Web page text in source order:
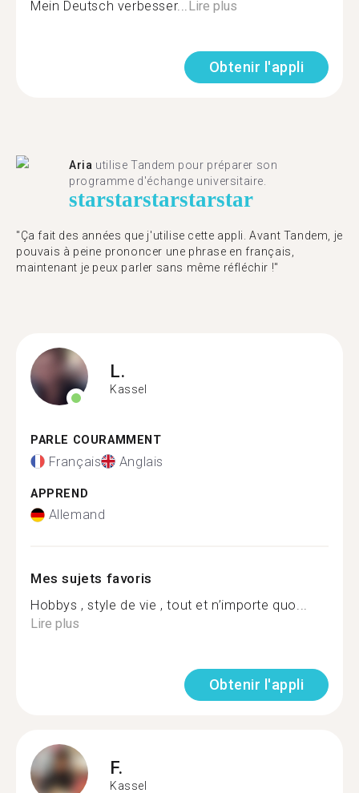
Mein Deutsch verbesser...Lire plus
Obtenir l'appli
Aria utilise Tandem pour préparer son
programme d'échange universitaire.
starstarstarstarstar
"Ça fait des années que j'utilise cette appli. Avant Tandem, je
pouvais à peine prononcer une phrase en français,
maintenant je peux parler sans même réfléchir !"
L.
Kassel
PARLE COURAMMENT
Français Anglais
APPREND
Allemand
Mes sujets favoris
Hobbys , style de vie , tout et n’importe quo...
Lire plus
Obtenir l'appli
F.
Kassel